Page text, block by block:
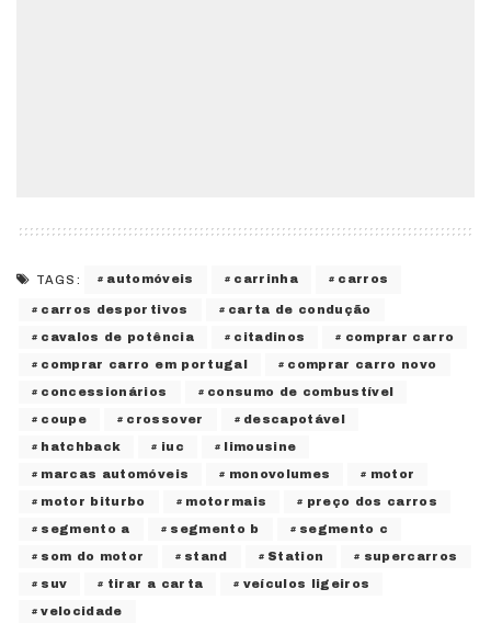
TAGS: automóveis carrinha carros
carros desportivos carta de condução
cavalos de potência citadinos comprar carro
comprar carro em portugal comprar carro novo
concessionários consumo de combustível
coupe crossover descapotável
hatchback iuc limousine
marcas automóveis monovolumes motor
motor biturbo motormais preço dos carros
segmento a segmento b segmento c
som do motor stand Station supercarros
suv tirar a carta veículos ligeiros
velocidade